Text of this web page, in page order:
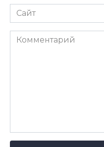
Сайт
Комментарий